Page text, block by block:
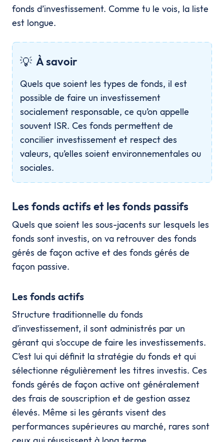
fonds d’investissement. Comme tu le vois, la liste
est longue.
💡 À savoir
Quels que soient les types de fonds, il est
possible de faire un investissement
socialement responsable, ce qu’on appelle
souvent ISR. Ces fonds permettent de
concilier investissement et respect des
valeurs, qu’elles soient environnementales ou
sociales.
Les fonds actifs et les fonds passifs
Quels que soient les sous-jacents sur lesquels les
fonds sont investis, on va retrouver des fonds
gérés de façon active et des fonds gérés de
façon passive.
Les fonds actifs
Structure traditionnelle du fonds
d’investissement, il sont administrés par un
gérant qui s’occupe de faire les investissements.
C’est lui qui définit la stratégie du fonds et qui
sélectionne régulièrement les titres investis. Ces
fonds gérés de façon active ont généralement
des frais de souscription et de gestion assez
élevés. Même si les gérants visent des
performances supérieures au marché, rares sont